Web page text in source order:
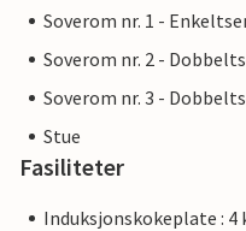
Soverom nr. 1 -
Soverom nr. 2 -
Soverom nr. 3 -
Stue
Fasiliteter
Induksjonskokeplate :